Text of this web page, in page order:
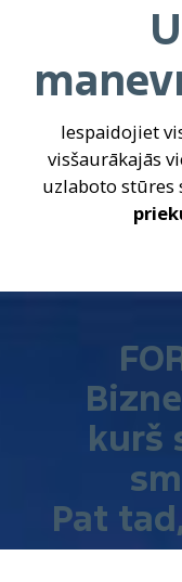
Iespaidojiet
visšaurākajās
uzlaboto stūres
kurš
Pat